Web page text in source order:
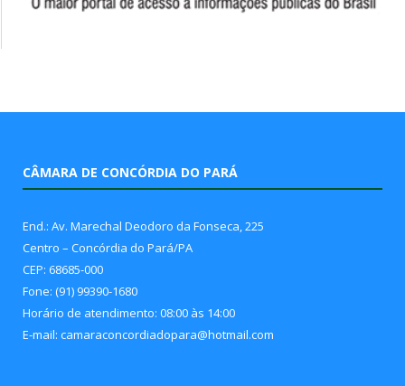
CÂMARA DE CONCÓRDIA DO PARÁ
End.: Av. Marechal Deodoro da Fonseca, 225
Centro – Concórdia do Pará/PA
CEP: 68685-000
Fone: (91) 99390-1680
Horário de atendimento: 08:00 às 14:00
E-mail: camaraconcordiadopara@hotmail.com